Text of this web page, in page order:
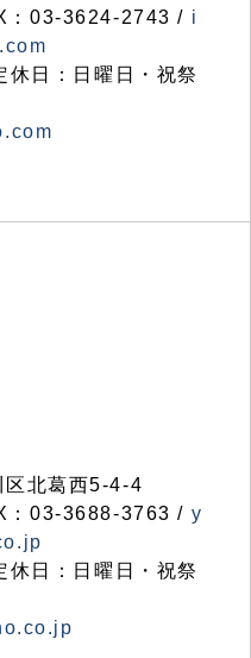
：03-3624-2743 / i
日：日曜日・祝祭
北葛西5-4-4
：03-3688-3763 / y
日：日曜日・祝祭